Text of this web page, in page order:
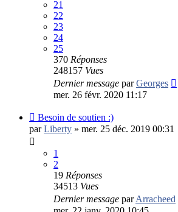
21
22
23
24
25
370 Réponses
248157 Vues
Dernier message parGeorges
mer. 26 févr. 2020 11:17
Besoin de soutien :)
parLiberty » mer. 25 déc. 2019 00:31
1
2
19 Réponses
34513 Vues
Dernier message parArracheed